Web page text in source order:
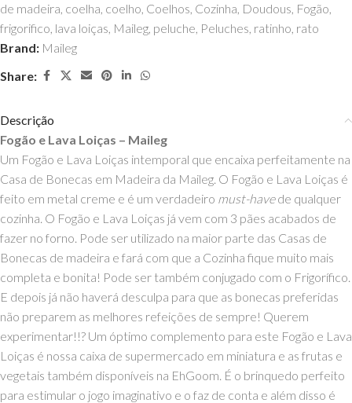
de madeira, coelha, coelho, Coelhos, Cozinha, Doudous, Fogão,
frigorifico, lava loiças, Maileg, peluche, Peluches, ratinho, rato
Brand: Maileg
Share:
Descrição
Fogão e Lava Loiças – Maileg
Um Fogão e Lava Loiças intemporal que encaixa perfeitamente na
Casa de Bonecas em Madeira da Maileg. O Fogão e Lava Loiças é
feito em metal creme e é um verdadeiro must-havede qualquer
cozinha. O Fogão e Lava Loiças já vem com 3 pães acabados de
fazer ​​no forno. Pode ser utilizado na maior parte das Casas de
Bonecas de madeira e fará com que a Cozinha fique muito mais
completa e bonita! Pode ser também conjugado com o Frigorífico.
E depois já não haverá desculpa para que as bonecas preferidas
não preparem as melhores refeições de sempre! Querem
experimentar!!? Um óptimo complemento para este Fogão e Lava
Loiças é nossa caixa de supermercado em miniatura e as frutas e
vegetais também disponíveis na EhGoom. É o brinquedo perfeito
para estimular o jogo imaginativo e o faz de conta e além disso é